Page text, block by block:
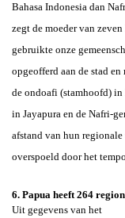
Bahasa Indonesia dan
zegt de moeder van
gebruikte onze
opgeofferd aan de stad
de ondoafi (stamhoofd)
in Jayapura en de Nafri-
afstand van hun
overspoeld door het
6. Papua heeft 264
Uit gegevens van het